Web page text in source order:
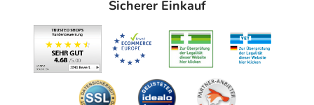
Sicherer Einkauf